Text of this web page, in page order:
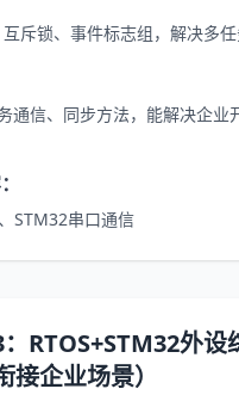
斥锁、事件标志组，解决多
通信、同步方法，能解决企业
STM32串口通信
RTOS+STM32外设
接企业场景）